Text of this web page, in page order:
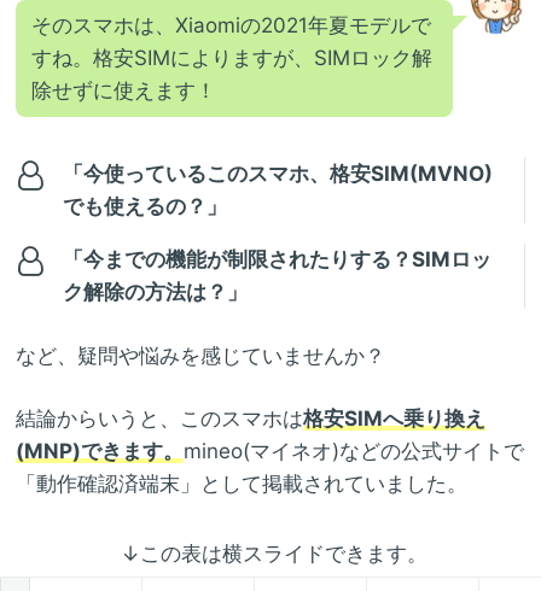
そのスマホは、Xiaomiの2021年夏モデルで
すね。格安SIMによりますが、SIMロック解
除せずに使えます！
「今使っているこのスマホ、格安SIM(MVNO)
でも使えるの？」
「今までの機能が制限されたりする？SIMロッ
ク解除の方法は？」
など、疑問や悩みを感じていませんか？
結論からいうと、このスマホは格安SIMへ乗り換え
(MNP)できます。 mineo(マイネオ)などの公式サイトで
「動作確認済端末」として掲載されていました。
↓この表は横スライドできます。